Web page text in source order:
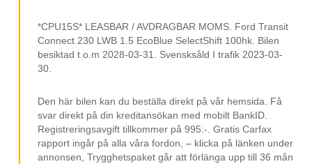
Elspeglar
Elhissar
Färddator
12 V-uttag
ISOFIX
*CPU15S* LEASBAR / AVDRAGBAR MOMS. Ford Transit
Connect 230 LWB 1.5 EcoBlue SelectShift 100hk. Bilen
besiktad t.o.m 2028-03-31. Svensksåld I trafik 2023-03-
30.
Den här bilen kan du beställa direkt på vår hemsida. Få
svar direkt på din kreditansökan med mobilt BankID.
Registreringsavgift tillkommer på 995:-. Gratis Carfax
rapport ingår på alla våra fordon, – klicka på länken under
annonsen, Trygghetspaket går att förlänga upp till 36 mån